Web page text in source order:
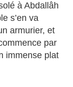
à Abdallâh
s’en va
armurier, et
par
immense plat